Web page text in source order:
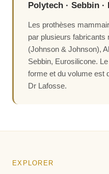
Polytech · Sebbin
Les prothèses
par plusieurs
(Johnson & Johnson),
Sebbin, Eurosilicone.
forme et du volume est
Dr Lafosse.
EXPLORER